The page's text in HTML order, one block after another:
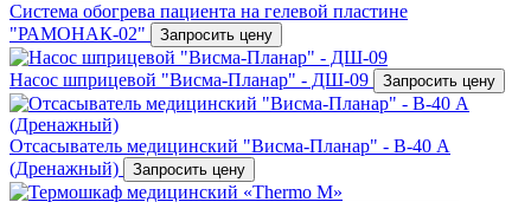
Система обогрева пациента на гелевой пластине
"РАМОНАК-02"
Запросить цену
Насос шприцевой "Висма-Планар" - ДШ-09 Запросить цену
Отсасыватель медицинский "Висма-Планар" - В-40 A
(Дренажный)
Запросить цену